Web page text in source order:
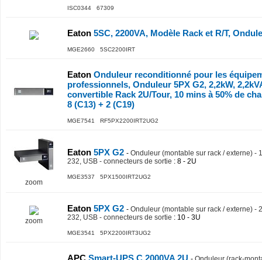
ISC0344 67309
Eaton 5SC, 2200VA, Modèle Rack et R/T,
MGE2660 5SC2200IRT
Eaton Onduleur reconditionné pour les
professionnels, Onduleur 5PX G2, 2,2kW,
convertible Rack 2U/Tour, 10 mins à 50% de
8 (C13) + 2 (C19)
MGE7541 RF5PX2200IRT2UG2
zoom
Eaton 5PX G2 - Onduleur (montable sur rack / externe) -
232, USB - connecteurs de sortie : 8 - 2U
MGE3537 5PX1500IRT2UG2
zoom
Eaton 5PX G2 - Onduleur (montable sur rack / externe) -
232, USB - connecteurs de sortie : 10 - 3U
MGE3541 5PX2200IRT3UG2
APC Smart-UPS C 2000VA 2U